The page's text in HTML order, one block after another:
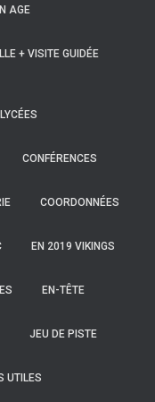
AGE
+ VISITE GUIDÉE
CONFÉRENCES
COORDONNÉES
EN 2019 VIKINGS
EN-TÊTE
JEU DE PISTE
UTILES